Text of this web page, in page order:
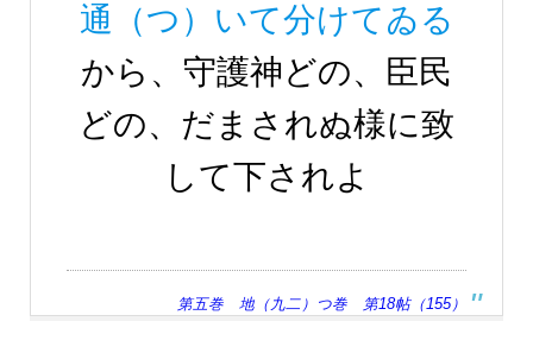
通（つ）いて分けてゐる
から、守護神どの、臣民
どの、だまされぬ様に致
して下されよ
第五巻 地（九二）つ巻 第18帖（155）